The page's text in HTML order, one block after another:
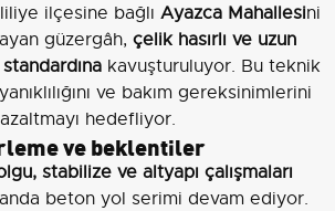
ilçesine bağlı Ayazca Mahallesini
güzergâh, çelik hasırlı ve uzun
kavuşturuluyor. Bu teknik
ve bakım gereksinimlerini
azaltmayı hedefliyor.
ve beklentiler
stabilize ve altyapı çalışmaları
beton yol serimi devam ediyor.